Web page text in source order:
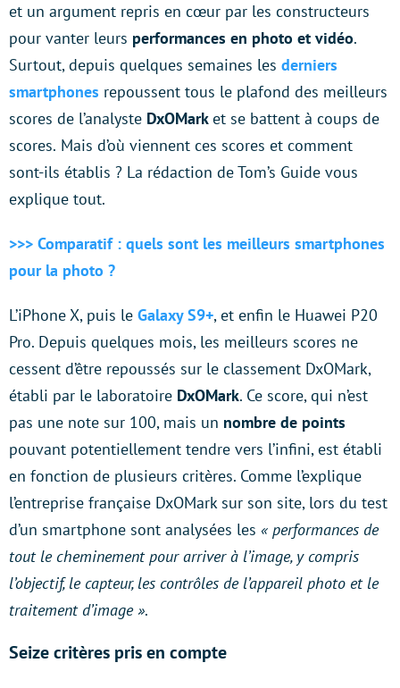
et un argument repris en cœur par les constructeurs
pour vanter leurs performances en photo et vidéo.
Surtout, depuis quelques semaines les derniers
smartphones repoussent tous le plafond des meilleurs
scores de l’analyste DxOMarket se battent à coups de
scores. Mais d’où viennent ces scores et comment
sont-ils établis ? La rédaction de Tom’s Guide vous
explique tout.
>>> Comparatif : quels sont les meilleurs smartphones
pour la photo ?
L’iPhone X, puis le Galaxy S9+, et enfin le Huawei P20
Pro. Depuis quelques mois, les meilleurs scores ne
cessent d’être repoussés sur le classement DxOMark,
établi par le laboratoire DxOMark. Ce score, qui n’est
pas une note sur 100, mais un nombre de points
pouvant potentiellement tendre vers l’infini, est établi
en fonction de plusieurs critères. Comme l’explique
l’entreprise française DxOMark sur son site, lors du test
d’un smartphone sont analysées les « performances de
tout le cheminement pour arriver à l’image, y compris
l’objectif, le capteur, les contrôles de l’appareil photo et le
traitement d’image ».
Seize critères pris en compte